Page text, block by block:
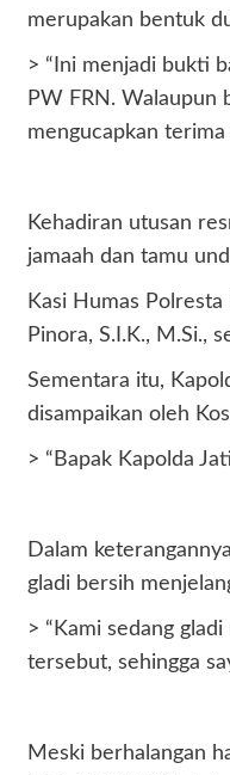
merupakan bentuk
> “Ini menjadi bukti
PW FRN. Walaupun
mengucapkan
Kehadiran utusan
jamaah dan tamu
Kasi Humas
Pinora, S.I.K., M.Si.,
Sementara itu,
disampaikan oleh
> “Bapak Kapolda
Dalam
gladi bersih
> “Kami sedang
tersebut, sehingga
Meski berhalangan